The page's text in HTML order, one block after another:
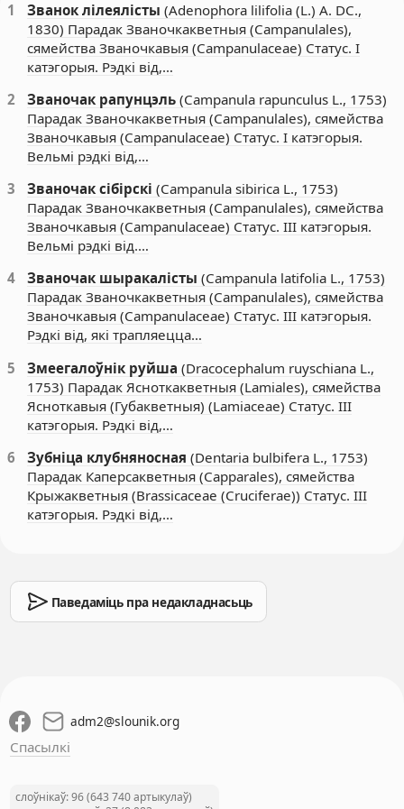
1 Званок лілеялісты (Adenophora lilifolia (L.) A. DC.,
1830) Парадак Званочкакветныя (Campanulales),
сямейства Званочкавыя (Campanulaceae) Статус. I
катэгорыя. Рэдкі від,…
2
Званочак рапунцэль (Campanula rapunculus L., 1753)
Парадак Званочкакветныя (Campanulales), сямейства
Званочкавыя (Campanulaceae) Статус. I катэгорыя.
Вельмі рэдкі від,…
3
Званочак сібірскі (Campanula sibirica L., 1753)
Парадак Званочкакветныя (Campanulales), сямейства
Званочкавыя (Campanulaceae) Статус. III катэгорыя.
Вельмі рэдкі від.…
4
Званочак шыракалісты (Campanula latifolia L., 1753)
Парадак Званочкакветныя (Campanulales), сямейства
Званочкавыя (Campanulaceae) Статус. III катэгорыя.
Рэдкі від, які трапляецца…
5
Змеегалоўнік руйша (Dracocephalum ruyschiana L.,
1753) Парадак Ясноткакветныя (Lamiales), сямейства
Ясноткавыя (Губакветныя) (Lamiaceae) Статус. III
катэгорыя. Рэдкі від,…
6
Зубніца клубняносная (Dentaria bulbifera L., 1753)
Парадак Каперсакветныя (Capparales), сямейства
Крыжакветныя (Brassicaceae (Cruciferae)) Статус. III
катэгорыя. Рэдкі від,…
Паведаміць пра недакладнасьць
adm2@slounik.org
Спасылкі
слоўнікаў: 96 (643 740 артыкулаў)